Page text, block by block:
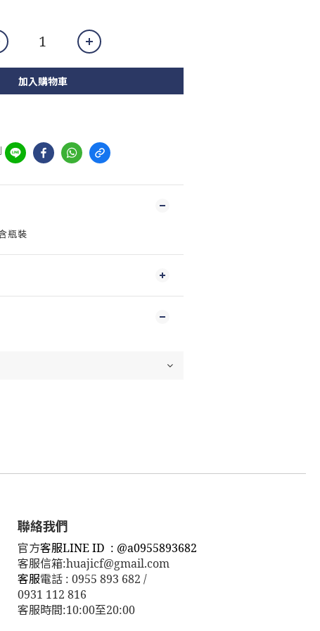
加入購物車
瓶裝
聯絡我們
官方客服LINE ID : @a0955893682
客服信箱:huajicf@gmail.com
客服電話 : 0955 893 682 /
0931 112 816
客服時間:10:00至20:00